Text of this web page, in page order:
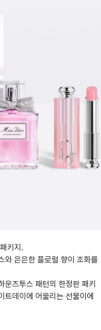
키지.
와 은은한 플로럴 향이 조화를
운즈투스 패턴의 한정판 패키
트데이에 어울리는 선물이에